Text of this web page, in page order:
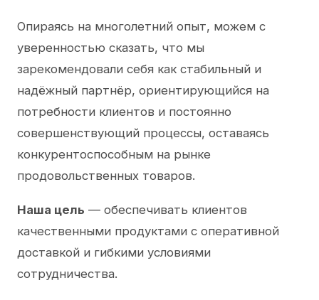
Опираясь на многолетний опыт, можем с
уверенностью сказать, что мы
зарекомендовали себя как стабильный и
надёжный партнёр, ориентирующийся на
потребности клиентов и постоянно
совершенствующий процессы, оставаясь
конкурентоспособным на рынке
продовольственных товаров.
Наша цель — обеспечивать клиентов
качественными продуктами с оперативной
доставкой и гибкими условиями
сотрудничества.